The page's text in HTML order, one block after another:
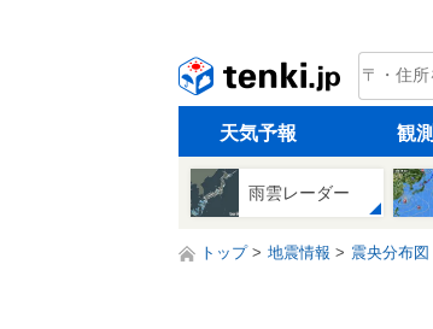
tenki.jp
天気予報 観測
雨雲レーダー
トップ 地震情報 震央分布図